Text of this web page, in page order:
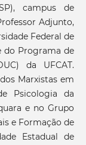
campus de
Adjunto,
Federal de
do Programa de
da UFCAT.
Marxistas em
Psicologia da
e no Grupo
e Formação de
Estadual de